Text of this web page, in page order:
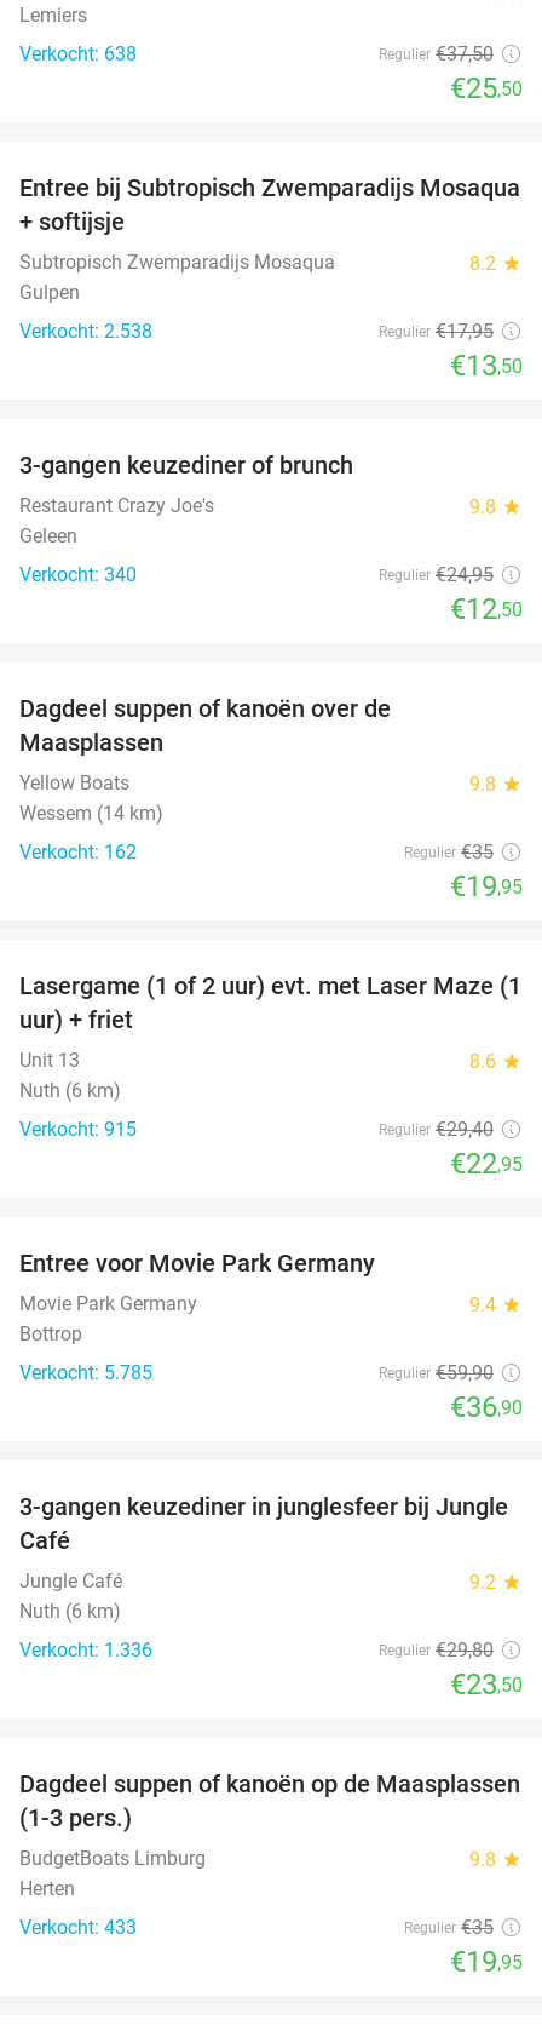
Lemiers
Verkocht: 638
Regulier €37,50
€25,50
25%
Entree bij Subtropisch Zwemparadijs Mosaqua
+ softijsje
Subtropisch Zwemparadijs Mosaqua 8.2 star
Gulpen
Verkocht: 2.538
Regulier €17,95
€13,50
3-gangen keuzediner of brunch
Restaurant Crazy Joe's 9.8 star
Geleen
Verkocht: 340
Regulier €24,95
€12,50
Dagdeel suppen of kanoën over de
Maasplassen
Yellow Boats 9.8 star
Wessem (14 km)
Verkocht: 162
Regulier €35
€19,95
22%
Lasergame (1 of 2 uur) evt. met Laser Maze (1
uur) + friet
Unit 13 8.6 star
Nuth (6 km)
Verkocht: 915
Regulier €29,40
€22,95
Entree voor Movie Park Germany
Movie Park Germany 9.4 star
Bottrop
Verkocht: 5.785
Regulier €59,90
€36,90
21%
3-gangen keuzediner in junglesfeer bij Jungle
Café
Jungle Café 9.2 star
Nuth (6 km)
Verkocht: 1.336
Regulier €29,80
€23,50
43%
Dagdeel suppen of kanoën op de Maasplassen
(1-3 pers.)
BudgetBoats Limburg 9.8 star
Herten
Verkocht: 433
Regulier €35
€19,95